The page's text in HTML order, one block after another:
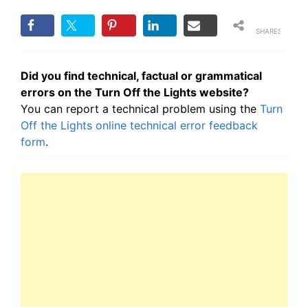
SHARES
Did you find technical, factual or grammatical
errors on the Turn Off the Lights website?
You can report a technical problem using the Turn
Off the Lights online technical error feedback
form.